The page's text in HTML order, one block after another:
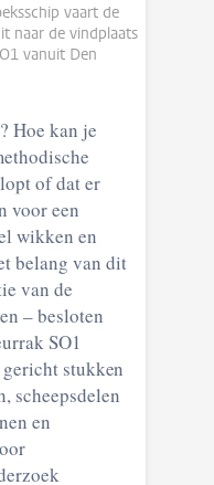
vaart de
naar de vindplaats
vanuit Den
Hoe kan je
of dat er
voor een
wikken en
belang van dit
van de
– besloten
SO1
stukken
scheepsdelen
en